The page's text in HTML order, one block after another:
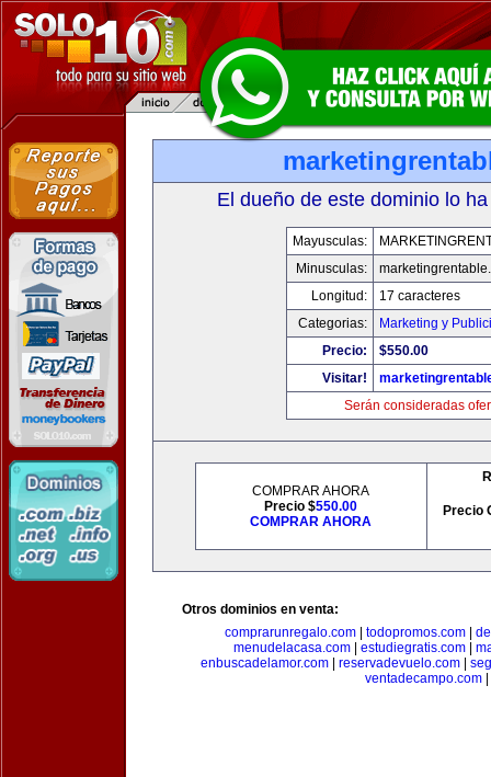
El dueño de este dominio lo
Mayusculas:
Minusculas:
Longitud:
17 caracteres
Categorias:
Marketing y
Precio:
$550.00
Visitar!
Serán consideradas
COMPRAR AHORA
Precio $550.00
COMPRAR AHORA
Precio
Otros dominios en venta:
comprarunregalo.com| todopromos.com|
menudelacasa.com
estudiegratis.com
enbuscadelamor.com
reservadevuelo.com
ventadecampo.com|